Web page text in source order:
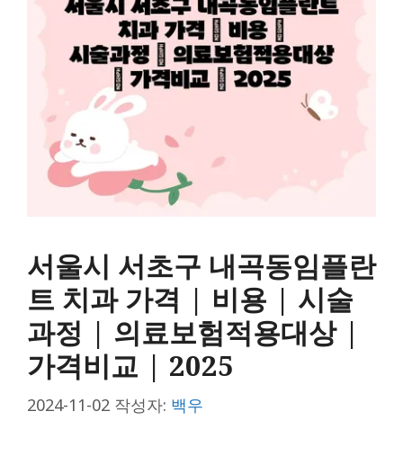
서울시 서초구 내곡동임플란
트 치과 가격 | 비용 | 시술
과정 | 의료보험적용대상 |
가격비교 | 2025
2024-11-02 작성자: 백우